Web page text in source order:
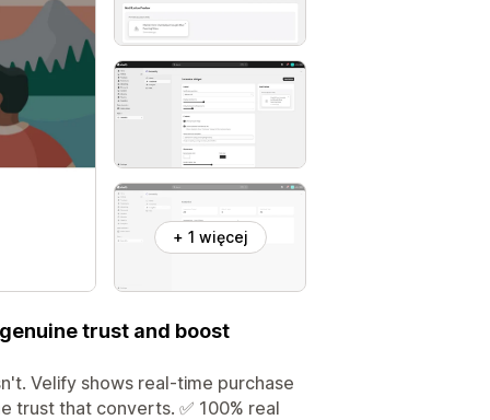
+ 1 więcej
trust and boost
Velify shows real-time purchase
trust that converts. ✅ 100% real